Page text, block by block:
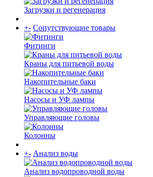
Загрузки и регенерация
+- Сопутствующие товары
Фитинги
Краны для питьевой воды
Накопительные баки
Насосы и УФ лампы
Управляющие головы
Колонны
+- Анализ воды
Анализ водопроводной воды